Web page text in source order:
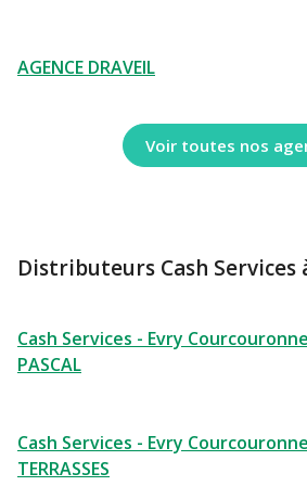
AGENCE DRAVEIL
Voir toutes nos
Distributeurs Cash
Cash Services - Evry
PASCAL
Cash Services - Evry
TERRASSES